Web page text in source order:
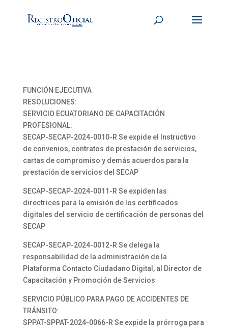
FUNCIÓN EJECUTIVA
RESOLUCIONES:
SERVICIO ECUATORIANO DE CAPACITACIÓN
PROFESIONAL:
SECAP-SECAP-2024-0010-R Se expide el Instructivo
de convenios, contratos de prestación de servicios,
cartas de compromiso y demás acuerdos para la
prestación de servicios del SECAP
SECAP-SECAP-2024-0011-R Se expiden las
directrices para la emisión de los certificados
digitales del servicio de certificación de personas del
SECAP
SECAP-SECAP-2024-0012-R Se delega la
responsabilidad de la administración de la
Plataforma Contacto Ciudadano Digital, al Director de
Capacitación y Promoción de Servicios
SERVICIO PÚBLICO PARA PAGO DE ACCIDENTES DE
TRÁNSITO:
SPPAT-SPPAT-2024-0066-R Se expide la prórroga para